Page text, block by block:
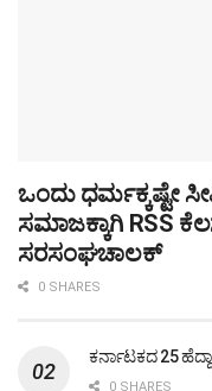
ಒಂದು ಧರ್ಮಕ್ಕಷ್ಟೇ
ಸಮಾಜಕ್ಕಾಗಿ RSS
ಸರಸಂಘಚಾಲಕ್
0 SHARES
ಕರ್ನಾಟಕದ 25
0 SHARES